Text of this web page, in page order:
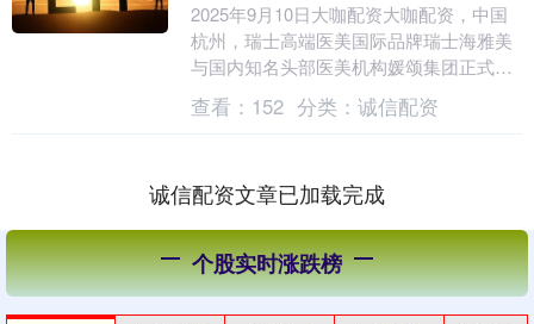
2025年9月10日大咖配资大咖配资，中国
杭州，瑞士高端医美国际品牌瑞士海雅美
与国内知名头部医美机构媛颂集团正式达
成战略合作，携手推进国内首款生物重塑
剂（bio....
查看： 152 分类： 诚信配资
诚信配资文章已加载完成
个股实时涨跌榜